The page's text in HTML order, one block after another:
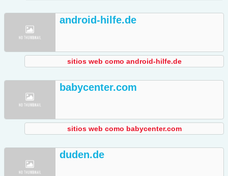
android-hilfe.de
sitios web como android-hilfe.de
babycenter.com
sitios web como babycenter.com
duden.de